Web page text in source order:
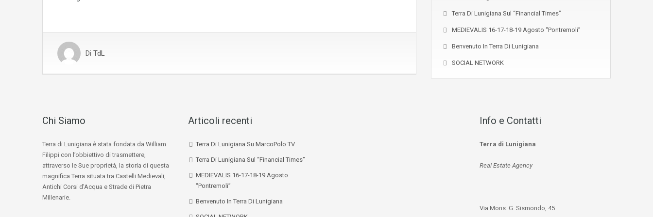
Di TdL
Terra Di Lunigiana Sul “Financial Times”
MEDIEVALIS 16-17-18-19 Agosto “Pontremoli”
Benvenuto In Terra Di Lunigiana
SOCIAL NETWORK
Chi Siamo
Terra di Lunigiana è stata fondata da William
Filippi con l’obbiettivo di trasmettere,
attraverso le Sue proprietà, la storia di questa
magnifica Terra situata tra Castelli Medievali,
Antichi Corsi d’Acqua e Strade di Pietra
Millenarie.
Articoli recenti
Terra Di Lunigiana Su MarcoPolo TV
Terra Di Lunigiana Sul “Financial Times”
MEDIEVALIS 16-17-18-19 Agosto
“Pontremoli”
Benvenuto In Terra Di Lunigiana
Info e Contatti
Terra di Lunigiana
Real Estate Agency
Via Mons. G. Sismondo, 45